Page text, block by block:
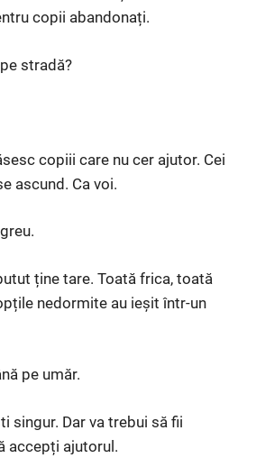
copii abandonați.
stradă?
copiii care nu cer ajutor. Cei
ascund. Ca voi.
ține tare. Toată frica, toată
nedormite au ieșit într-un
pe umăr.
singur. Dar va trebui să fii
accepți ajutorul.